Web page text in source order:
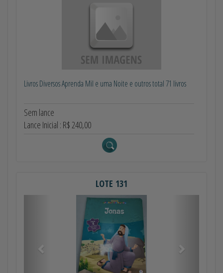
Livros Diversos Aprenda Mil e uma Noite e outros total 71 livros
Sem lance
Lance Inicial : R$ 240,00
LOTE 131